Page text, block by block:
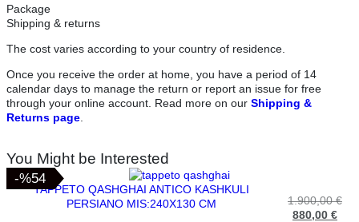
Package
Shipping & returns
The cost varies according to your country of residence.
Once you receive the order at home, you have a period of 14
calendar days to manage the return or report an issue for free
through your online account. Read more on our Shipping &
Returns page
You Might be Interested
-%54
-%54
TAPPETO QASHGHAI ANTICO KASHKULI
PERSIANO MIS:240X130 CM
1.900,00€
880,00 €